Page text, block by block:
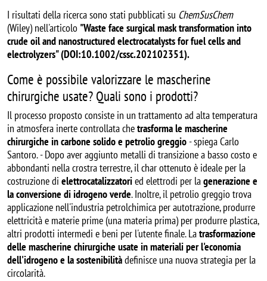
I risultati della ricerca sono stati pubblicati su ChemSusChem
(Wiley) nell'articolo "Waste face surgical mask transformation into
crude oil and nanostructured electrocatalysts for fuel cells and
electrolyzers" (DOI:10.1002/cssc.202102351).
Come è possibile valorizzare le mascherine
chirurgiche usate? Quali sono i prodotti?
Il processo proposto consiste in un trattamento ad alta temperatura
in atmosfera inerte controllata chetrasforma le mascherine
chirurgiche in carbone solido e petrolio greggio- spiega Carlo
Santoro. - Dopo aver aggiunto metalli di transizione a basso costo e
abbondanti nella crostra terrestre, il char ottenuto è ideale per la
costruzione di elettrocatalizzatoried elettrodi per lagenerazione e
la conversione di idrogeno verde. Inoltre, il petrolio greggio trova
applicazione nell'industria petrolchimica per autotrazione, produrre
elettricità e materie prime (una materia prima) per produrre plastica,
altri prodotti intermedi e beni per l'utente finale. Latrasformazione
delle mascherine chirurgiche usate in materiali per l'economia
dell'idrogeno e la sostenibilitàdefinisce una nuova strategia per la
circolarità.